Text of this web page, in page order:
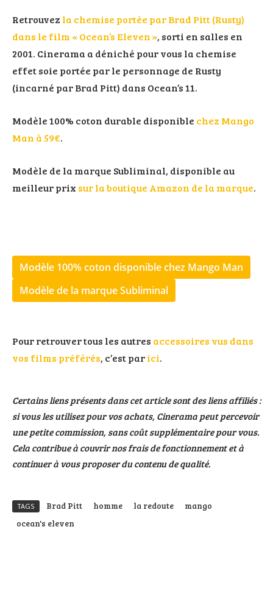
Retrouvez la chemise portée par Brad Pitt (Rusty)
dans le film « Ocean’s Eleven », sorti en salles en
2001. Cinerama a déniché pour vous la chemise
effet soie portée par le personnage de Rusty
(incarné par Brad Pitt) dans Ocean’s 11.
Modèle 100% coton durable disponible chez Mango
Man à 59€.
Modèle de la marque Subliminal, disponible au
meilleur prix sur la boutique Amazon de la marque.
Modèle 100% coton disponible chez Mango Man
Modèle de la marque Subliminal
Pour retrouver tous les autres accessoires vus dans
vos films préférés, c’est parici.
Certains liens présents dans cet article sont des liens affiliés :
si vous les utilisez pour vos achats, Cinerama peut percevoir
une petite commission, sans coût supplémentaire pour vous.
Cela contribue à couvrir nos frais de fonctionnement et à
continuer à vous proposer du contenu de qualité.
TAGS Brad Pitt homme la redoute
mango
ocean's eleven